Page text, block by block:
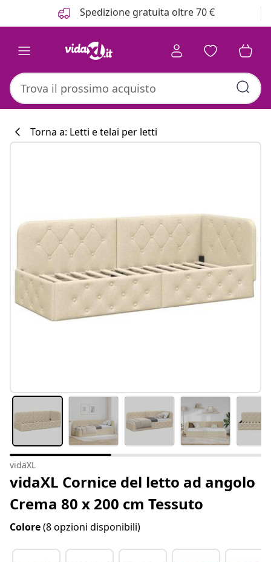
Spedizione gratuita oltre 70 €
Torna a: Letti e telai per letti
vidaXL
vidaXL Cornice del letto ad angolo
Crema 80 x 200 cm Tessuto
Colore(8 opzioni disponibili)